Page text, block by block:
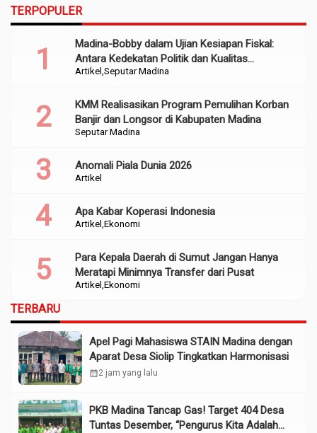
TERPOPULER
Artikel Seputar Madina
Madina-Bobby dalam Ujian Kesiapan Fiskal:
Antara Kedekatan Politik dan Kualitas
Perencanaan
Seputar Madina
KMM Realisasikan Program Pemulihan Korban
Banjir dan Longsor di Kabupaten Madina
Artikel
Anomali Piala Dunia 2026
Artikel Ekonomi
Apa Kabar Koperasi Indonesia
Artikel Ekonomi
Para Kepala Daerah di Sumut Jangan Hanya
Meratapi Minimnya Transfer dari Pusat
TERBARU
Apel Pagi Mahasiswa STAIN Madina dengan
Aparat Desa Siolip Tingkatkan Harmonisasi
calendar_month2 jam yang lalu
PKB Madina Tancap Gas! Target 404 Desa
Tuntas Desember, “Pengurus Kita Adalah